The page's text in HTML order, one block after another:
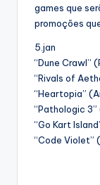
games que
promoções
5.jan
“Dune Crawl”
“Rivals of
“Heartopia”
“Pathologic 3”
“Go Kart
“Code Violet”